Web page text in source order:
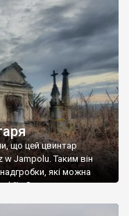
що цей цвинтар
Jampolu. Таким він
які можна
Загалом цвинтар